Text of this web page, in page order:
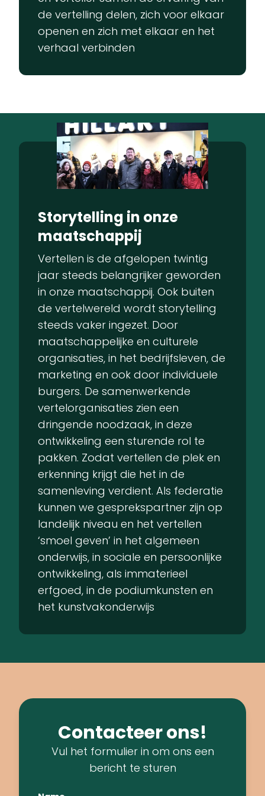
de vertelling delen, zich voor elkaar
openen en zich met elkaar en het
verhaal verbinden
Storytelling in onze
maatschappij
Vertellen is de afgelopen twintig
jaar steeds belangrijker geworden
in onze maatschappij. Ook buiten
de vertelwereld wordt storytelling
steeds vaker ingezet. Door
maatschappelijke en culturele
organisaties, in het bedrijfsleven, de
marketing en ook door individuele
burgers. De samenwerkende
vertelorganisaties zien een
dringende noodzaak, in deze
ontwikkeling een sturende rol te
pakken. Zodat vertellen de plek en
erkenning krijgt die het in de
samenleving verdient. Als federatie
kunnen we gesprekspartner zijn op
landelijk niveau en het vertellen
‘smoel geven’ in het algemeen
onderwijs, in sociale en persoonlijke
ontwikkeling, als immaterieel
erfgoed, in de podiumkunsten en
het kunstvakonderwijs
Contacteer ons!
Vul het formulier in om ons een
bericht te sturen